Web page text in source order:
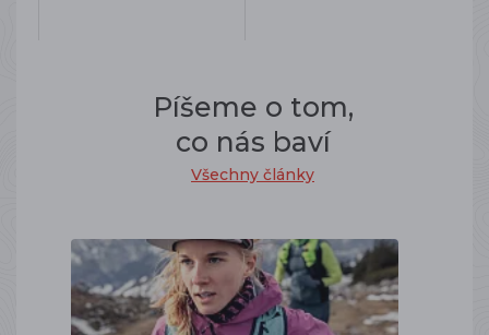
Píšeme o tom,
co nás baví
Všechny články